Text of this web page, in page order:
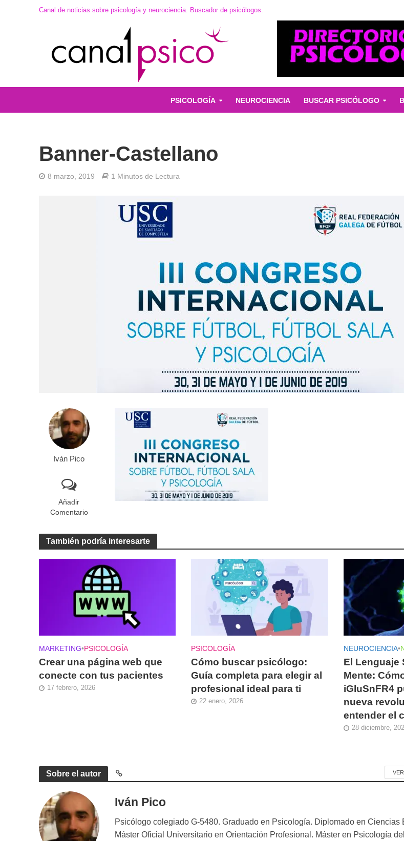
Canal de noticias sobre psicología y neurociencia. Buscador de psicólogos.
PSICOLOGÍA NEUROCIENCIA BUSCAR PSICÓLOGO
Banner-Castellano
8 marzo, 2019 1 Minutos de Lectura
Iván Pico
Añadir
Comentario
También podría interesarte
MARKETING•PSICOLOGÍA
Crear una página web que
conecte con tus pacientes
17 febrero, 2026
PSICOLOGÍA
Cómo buscar psicólogo:
Guía completa para elegir al
profesional ideal para ti
22 enero, 2026
NEUROCIENCIA•
El Lenguaje
Mente:
iGluSnFR4
nueva
entender el
28 diciembre,
Sobre el autor
Iván Pico
Psicólogo colegiado G-5480. Graduado en Psicología. Diplomado en Ciencias
Máster Oficial Universitario en Orientación Profesional. Máster en Psicología